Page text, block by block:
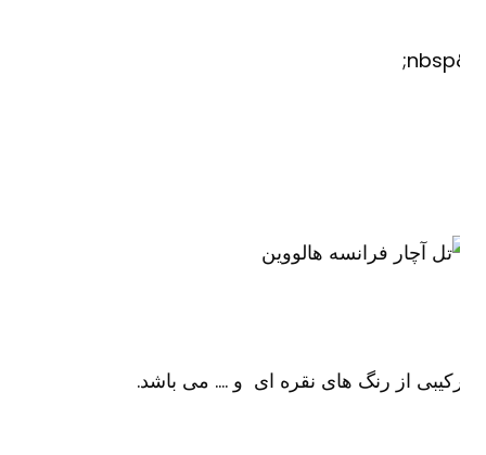
از رنگ های نقره ای و …. می باشد.